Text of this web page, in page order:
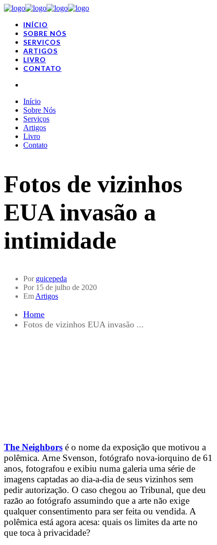
INÍCIO
SOBRE NÓS
SERVIÇOS
ARTIGOS
LIVRO
CONTATO
Início
Sobre Nós
Serviços
Artigos
Livro
Contato
Fotos de vizinhos
EUA invasão a
intimidade
Por guicepeda
Por 15 de julho de 2020
Em Artigos
Home
Fotos de vizinhos EUA invasão ...
The Neighbors é o nome da exposição que motivou a
polêmica. Arne Svenson, fotógrafo nova-iorquino de 61
anos, fotografou e exibiu numa galeria uma série de
imagens captadas ao dia-a-dia de seus vizinhos sem
pedir autorização. O caso chegou ao Tribunal, que deu
razão ao fotógrafo assumindo que a arte não exige
qualquer consentimento para ser feita ou vendida. A
polêmica está agora acesa: quais os limites da arte no
que toca à privacidade?